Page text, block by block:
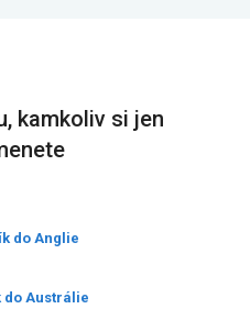
kamkoliv si jen
do Anglie
do Austrálie